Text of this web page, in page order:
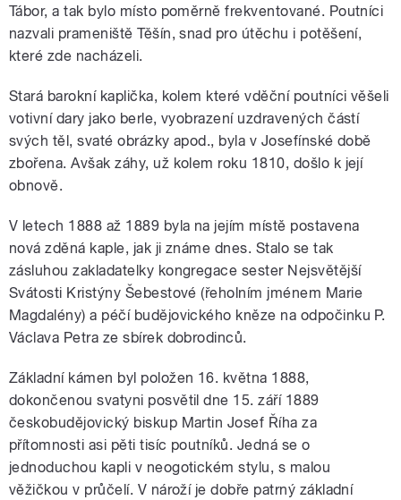
Tábor, a tak bylo místo poměrně frekventované. Poutníci
nazvali prameniště Těšín, snad pro útěchu i potěšení,
které zde nacházeli.
Stará barokní kaplička, kolem které vděční poutníci věšeli
votivní dary jako berle, vyobrazení uzdravených částí
svých těl, svaté obrázky apod., byla v Josefínské době
zbořena. Avšak záhy, už kolem roku 1810, došlo k její
obnově.
V letech 1888 až 1889 byla na jejím místě postavena
nová zděná kaple, jak ji známe dnes. Stalo se tak
zásluhou zakladatelky kongregace sester Nejsvětější
Svátosti Kristýny Šebestové (řeholním jménem Marie
Magdalény) a péčí budějovického kněze na odpočinku P.
Václava Petra ze sbírek dobrodinců.
Základní kámen byl položen 16. května 1888,
dokončenou svatyni posvětil dne 15. září 1889
českobudějovický biskup Martin Josef Říha za
přítomnosti asi pěti tisíc poutníků. Jedná se o
jednoduchou kapli v neogotickém stylu, s malou
věžičkou v průčelí. V nároží je dobře patrný základní